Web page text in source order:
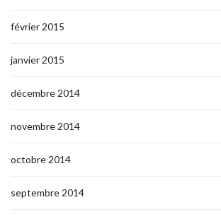
février 2015
janvier 2015
décembre 2014
novembre 2014
octobre 2014
septembre 2014